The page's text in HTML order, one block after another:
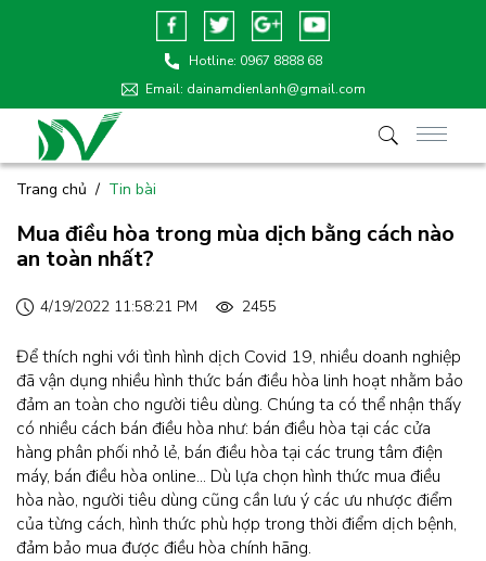
Hotline: 0967 8888 68
Email: dainamdienlanh@gmail.com
Trang chủ Tin bài
Mua điều hòa trong mùa dịch bằng cách nào
an toàn nhất?
4/19/2022 11:58:21 PM 2455
Để thích nghi với tình hình dịch Covid 19, nhiều doanh nghiệp
đã vận dụng nhiều hình thức bán điều hòa linh hoạt nhằm bảo
đảm an toàn cho người tiêu dùng. Chúng ta có thể nhận thấy
có nhiều cách bán điều hòa như: bán điều hòa tại các cửa
hàng phân phối nhỏ lẻ, bán điều hòa tại các trung tâm điện
máy, bán điều hòa online... Dù lựa chọn hình thức mua điều
hòa nào, người tiêu dùng cũng cần lưu ý các ưu nhược điểm
của từng cách, hình thức phù hợp trong thời điểm dịch bệnh,
đảm bảo mua được điều hòa chính hãng.